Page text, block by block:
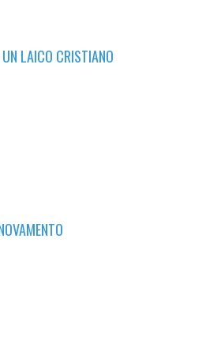
LAICO CRISTIANO